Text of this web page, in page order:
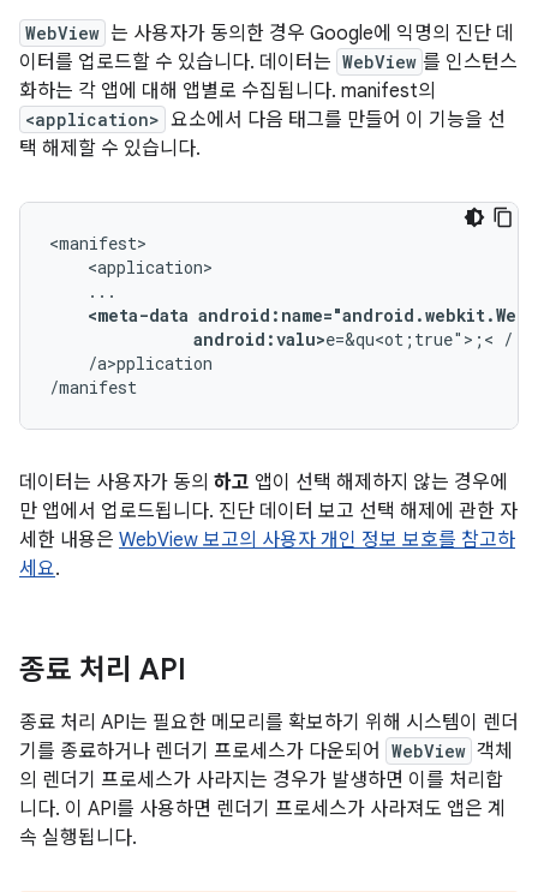
WebView 는 사용자가 동의한 경우 Google에 익명의 진단 데
이터를 업로드할 수 있습니다. 데이터는 WebView 를 인스턴스
화하는 각 앱에 대해 앱별로 수집됩니다. manifest의
<application> 요소에서 다음 태그를 만들어 이 기능을 선
택 해제할 수 있습니다.
<meta-data
android:valu>e=&qu<ot;true">;<
/a>pplication
/manifest
데이터는 사용자가 동의 하고 앱이 선택 해제하지 않는 경우에
만 앱에서 업로드됩니다. 진단 데이터 보고 선택 해제에 관한 자
세한 내용은 WebView 보고의 사용자 개인 정보 보호를 참고하
세요.
종료 처리 API
종료 처리 API는 필요한 메모리를 확보하기 위해 시스템이 렌더
기를 종료하거나 렌더기 프로세스가 다운되어
WebView 객체
의 렌더기 프로세스가 사라지는 경우가 발생하면 이를 처리합
니다. 이 API를 사용하면 렌더기 프로세스가 사라져도 앱은 계
속 실행됩니다.